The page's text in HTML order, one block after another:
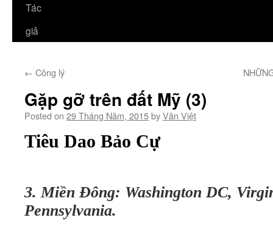
Tác
giả
← Công lý
Gặp gỡ trên đất Mỹ (3)
Posted on 29 Tháng Năm, 2015byVăn Việt
Tiêu Dao Bảo Cự
3. Miền Đông: Washington DC,
Pennsylvania.